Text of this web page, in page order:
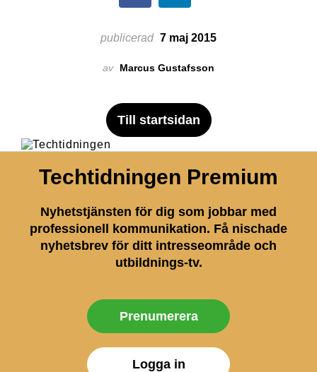
publicerad 7 maj 2015
av Marcus Gustafsson
Till startsidan
Techtidningen Premium
Nyhetstjänsten för dig som jobbar med
professionell kommunikation. Få nischade
nyhetsbrev för ditt intresseområde och
utbildnings-tv.
Prenumerera
Logga in